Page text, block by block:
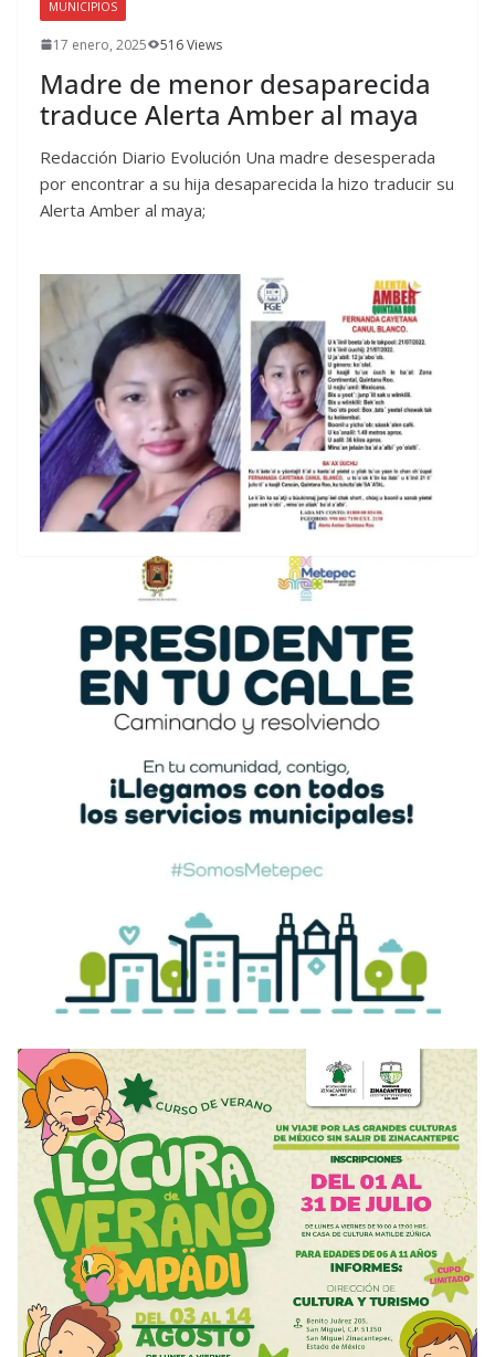
MUNICIPIOS
17 enero, 2025 516 Views
Madre de menor desaparecida
traduce Alerta Amber al maya
Redacción Diario Evolución Una madre desesperada
por encontrar a su hija desaparecida la hizo traducir su
Alerta Amber al maya;